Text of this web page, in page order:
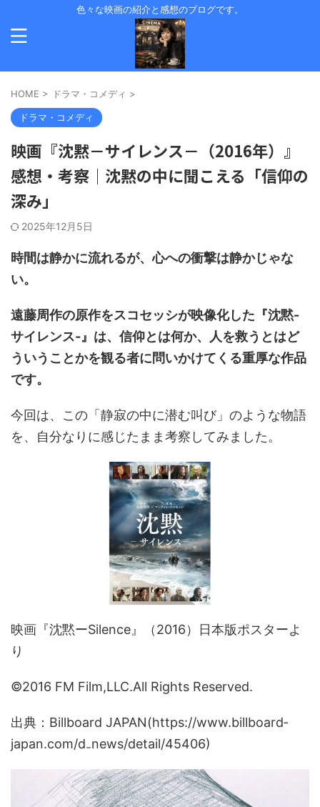
色々な映画の紹介と感想のブログです。
HOME > ドラマ・コメディ >
ドラマ・コメディ
映画『沈黙－サイレンス－（2016年）』
感想・考察｜沈黙の中に聞こえる「信仰の
深み」
2025年12月5日
時間は静かに流れるが、心への衝撃は静かじゃな
い。
遠藤周作の原作をスコセッシが映像化した『沈黙-
サイレンス-』は、信仰とは何か、人を救うとはど
ういうことかを観る者に問いかけてくる重厚な作品
です。
今回は、この「静寂の中に潜む叫び」のような物語
を、自分なりに感じたまま考察してみました。
映画『沈黙ーSilence』（2016）日本版ポスターよ
り
©2016 FM Film,LLC.All Rights Reserved.
出典：Billboard JAPAN(https://www.billboard‐
japan.com/d₋news/detail/45406)